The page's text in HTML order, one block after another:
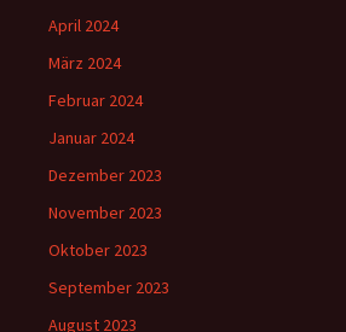
April 2024
März 2024
Februar 2024
Januar 2024
Dezember 2023
November 2023
Oktober 2023
September 2023
August 2023